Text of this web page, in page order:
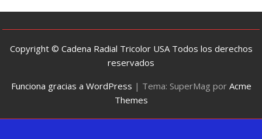
Copyright © Cadena Radial Tricolor USA Todos los derechos
reservados
Funciona gracias a WordPress | Tema: SuperMag por Acme
Themes